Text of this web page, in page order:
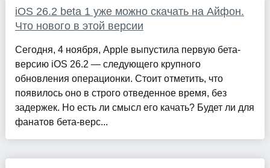
iOS 26.2 beta 1 уже можно скачать на Айфон.
Что нового в этой версии
Сегодня, 4 ноября, Apple выпустила первую бета-
версию iOS 26.2 — следующего крупного
обновления операционки. Стоит отметить, что
появилось оно в строго отведенное время, без
задержек. Но есть ли смысл его качать? Будет ли для
фанатов бета-верс...